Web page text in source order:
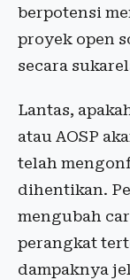
berpotensi
proyek open
secara
Lantas,
atau AOSP
telah
dihentikan.
mengubah
perangkat
dampaknya